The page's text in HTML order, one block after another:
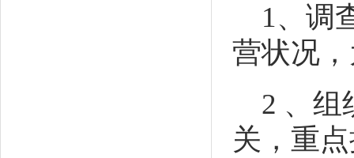
1、调
营状况
2 、组
关， 重